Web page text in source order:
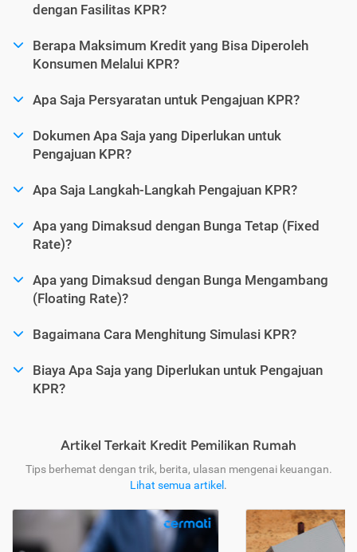
dengan Fasilitas KPR?
Berapa Maksimum Kredit yang Bisa Diperoleh
Konsumen Melalui KPR?
Apa Saja Persyaratan untuk Pengajuan KPR?
Dokumen Apa Saja yang Diperlukan untuk
Pengajuan KPR?
Apa Saja Langkah-Langkah Pengajuan KPR?
Apa yang Dimaksud dengan Bunga Tetap (Fixed
Rate)?
Apa yang Dimaksud dengan Bunga Mengambang
(Floating Rate)?
Bagaimana Cara Menghitung Simulasi KPR?
Biaya Apa Saja yang Diperlukan untuk Pengajuan
KPR?
Artikel Terkait Kredit Pemilikan Rumah
Tips berhemat dengan trik, berita, ulasan mengenai keuangan.
Lihat semua artikel .